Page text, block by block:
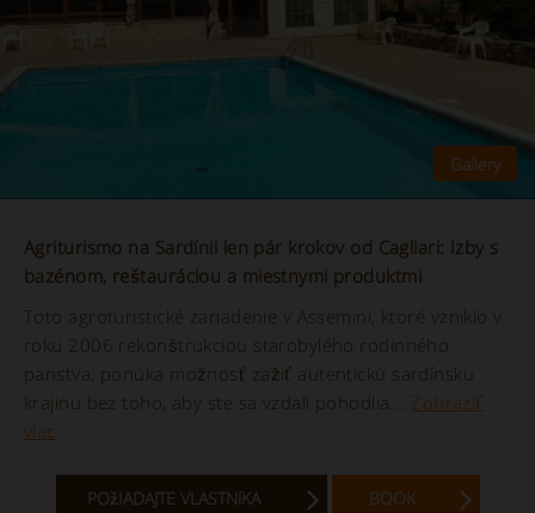
Agriturismo na Sardínii len pár krokov od Cagliari: Izby s
bazénom, reštauráciou a miestnymi produktmi
Toto agroturistické zariadenie v Assemini, ktoré vzniklo v
roku 2006 rekonštrukciou starobylého rodinného
panstva, ponúka možnosť zažiť autentickú sardínsku
krajinu bez toho, aby ste sa vzdali pohodlia... Zobraziť
viac
POžIADAJTE VLASTNíKA BOOK